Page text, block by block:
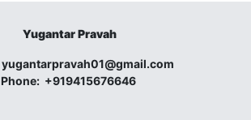
Yugantar Pravah
yugantarpravah01@gmail.com
Phone: +919415676646